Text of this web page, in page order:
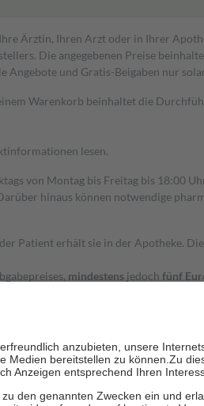
Ärztin, Ihren Arzt oder in Ihrer
Die angegebenen Preise
und Gratis-Beigaben nur
Warenkorb beinhaltet die
lesen.
von Montag bis Freitag bis 18:00
hinaus können notwendige
Patient erhält sie in der Apotheke.
mindestens jedoch fünf
die besondere Stellung der Familie zu
der Fahrkosten
werden